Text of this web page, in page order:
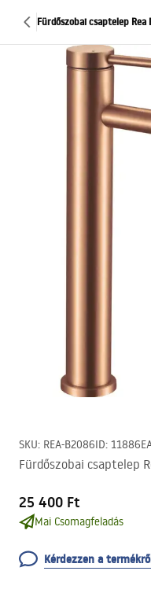
Fürdőszobai csaptelep Rea
SKU: REA-B2086ID: 11886
Fürdőszobai csaptelep
25 400 Ft
Mai Csomagfeladás
Kérdezzen a